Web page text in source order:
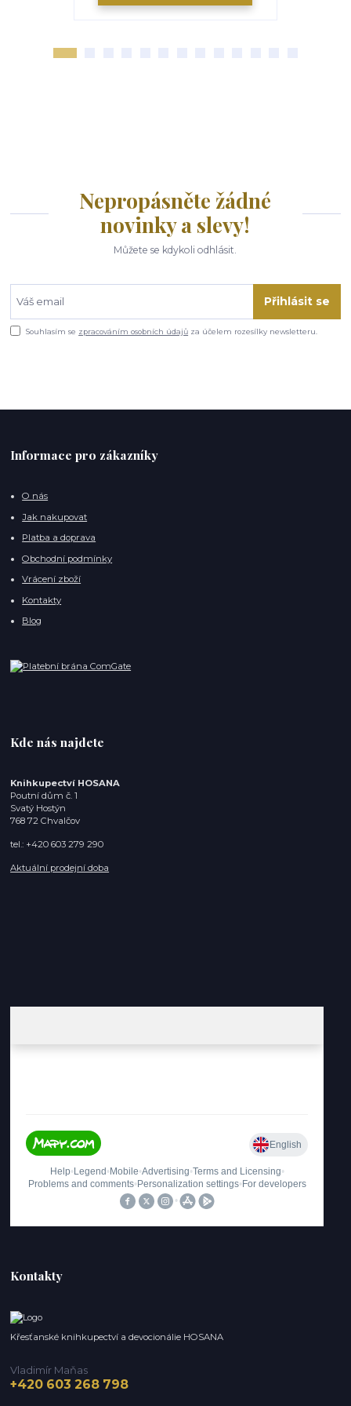
Nepropásněte žádné
novinky a slevy!
Můžete se kdykoli odhlásit.
Přihlásit se
Souhlasím se zpracováním osobních údajů za účelem rozesílky newsletteru.
Informace pro zákazníky
O nás
Jak nakupovat
Platba a doprava
Obchodní podmínky
Vrácení zboží
Kontakty
Blog
Kde nás najdete
Knihkupectví HOSANA
Poutní dům č. 1
Svatý Hostýn
768 72 Chvalčov
tel.: +420 603 279 290
Aktuální prodejní doba
Kontakty
Křesťanské knihkupectví a devocionálie HOSANA
Vladimír Maňas
+420 603 268 798